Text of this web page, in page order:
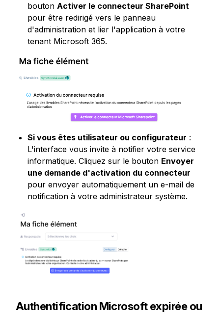
bouton Activer le connecteur SharePoint
pour être redirigé vers le panneau
d'administration et lier l'application à votre
Si vous êtes utilisateur ou configurateur :
L'interface vous invite à notifier votre service
informatique. Cliquez sur le bouton Envoyer
une demande d'activation du connecteur
pour envoyer automatiquement un e-mail de
notification à votre administrateur système.
Authentification Microsoft expirée ou